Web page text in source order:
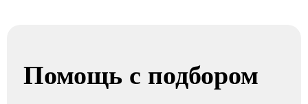
Помощь с подбором